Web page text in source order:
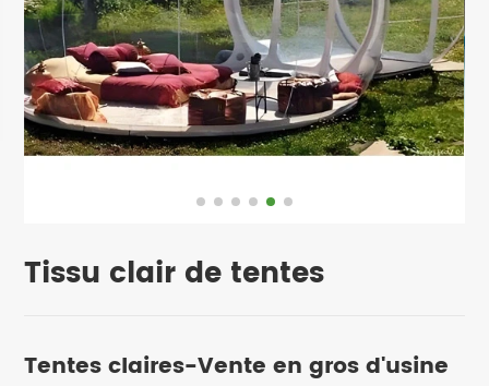
Tissu clair de tentes
Tentes claires-Vente en gros d'usine